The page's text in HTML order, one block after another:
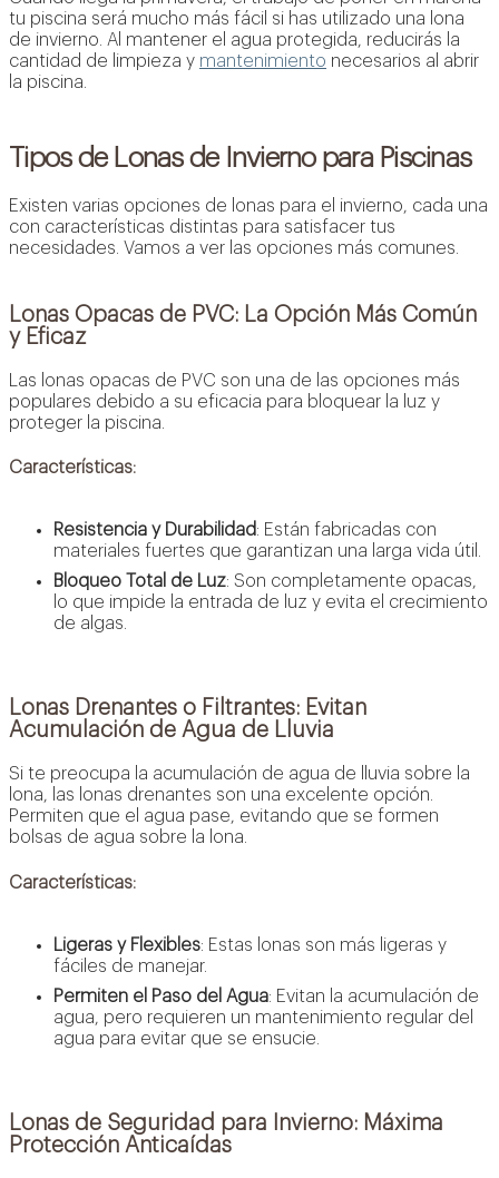
tu piscina será mucho más fácil si has utilizado una lona
de invierno. Al mantener el agua protegida, reducirás la
cantidad de limpieza y mantenimiento necesarios al abrir
la piscina.
Tipos de Lonas de Invierno para Piscinas
Existen varias opciones de lonas para el invierno, cada una
con características distintas para satisfacer tus
necesidades. Vamos a ver las opciones más comunes.
Lonas Opacas de PVC: La Opción Más Común
y Eficaz
Las lonas opacas de PVC son una de las opciones más
populares debido a su eficacia para bloquear la luz y
proteger la piscina.
Características:
Resistencia y Durabilidad: Están fabricadas con
materiales fuertes que garantizan una larga vida útil.
Bloqueo Total de Luz: Son completamente opacas,
lo que impide la entrada de luz y evita el crecimiento
de algas.
Lonas Drenantes o Filtrantes: Evitan
Acumulación de Agua de Lluvia
Si te preocupa la acumulación de agua de lluvia sobre la
lona, las lonas drenantes son una excelente opción.
Permiten que el agua pase, evitando que se formen
bolsas de agua sobre la lona.
Características:
Ligeras y Flexibles: Estas lonas son más ligeras y
fáciles de manejar.
Permiten el Paso del Agua: Evitan la acumulación de
agua, pero requieren un mantenimiento regular del
agua para evitar que se ensucie.
Lonas de Seguridad para Invierno: Máxima
Protección Anticaídas